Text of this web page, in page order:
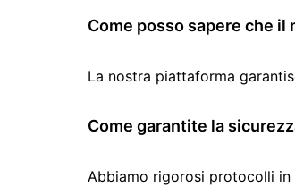
Come posso sapere che
La nostra piattaforma
Come garantite la
Abbiamo rigorosi protocolli